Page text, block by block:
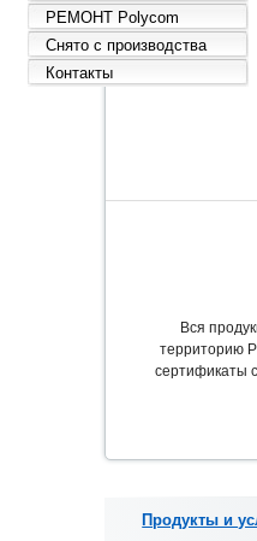
РЕМОНТ Polycom
Снято с производства
Контакты
Вся
территорию
сертификаты
Продукты и